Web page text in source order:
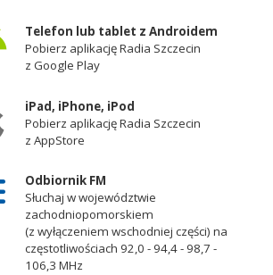
Telefon lub tablet z Androidem
Pobierz aplikację Radia Szczecin
z Google Play
iPad, iPhone, iPod
Pobierz aplikację Radia Szczecin
z AppStore
Odbiornik FM
Słuchaj w województwie
zachodniopomorskiem
(z wyłączeniem wschodniej części) na
częstotliwościach 92,0 - 94,4 - 98,7 -
106,3 MHz